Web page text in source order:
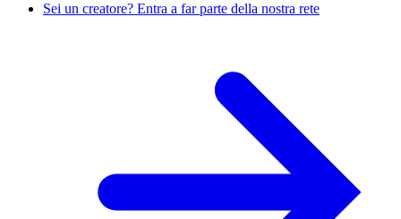
Sei un creatore? Entra a far parte della nostra rete